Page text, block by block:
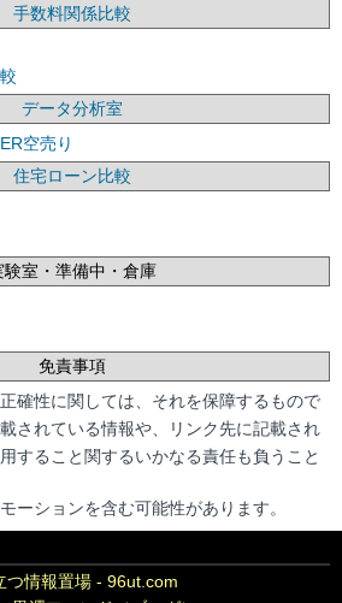
手数料関係比較
データ分析室
空売り
住宅ローン比較
験室・準備中・倉庫
免責事項
確性に関しては、それを保障するもので
されている情報や、リンク先に記載され
すること関するいかなる責任も負うこと
ーションを含む可能性があります。
つ情報置場 - 96ut.com